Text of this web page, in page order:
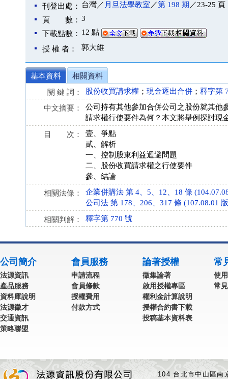
刊登出處： 台灣／ 月旦法學教室 ／第 198 期 ／23-25 頁
頁 數： 3
下載點數： 12 點
授 權 者： 郭大維
基本資料
相關資料
關 鍵 詞：
股份收買請求權 ； 現金逐出合併 ； 釋字第
中文摘要：
公司持有其他參加合併公司之股份就其他
請求權行使要件為何？本文將舉例探討現
目 次：
壹、爭點
貳、解析
一、控制股東利益迴避問題
二、股份收買請求權之行使要件
參、結論
相關法條：
企業併購法 第 4、5、12、18 條
公司法 第 178、206、317 條 (107.08.01
相關判解： 釋字第 770 號
公司簡介
法源資訊
產品服務
資料庫說明
法源徵才
交通資訊
策略聯盟
會員服務
申請流程
會員條款
授權費用
付款方式
論著授權
徵集論著
啟用授權專區
權利金計算說明
授權合約書下載
投稿基本資料表
常
使
常
104 台北市中山區